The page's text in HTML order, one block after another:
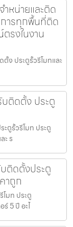
ำหน่ายและติด
การทุกพื้นที่ติด
รงในงาน
ตั้ง ประตูรั้วรีโมทและ
ติดตั้ง ประตู
ตูรั้วรีโมท ประตู
ะ ร
ติดตั้งประตู
าถูก
มท ประตู
5 ปี อะไ